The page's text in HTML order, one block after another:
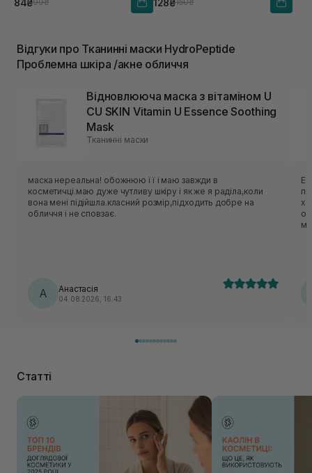
Відгуки про Тканинні маски HydroPeptide
Проблемна шкіра /акне обличчя
Відновлююча маска з вітаміном U
CU SKIN Vitamin U Essence Soothing
Mask
Тканинні маски
маска нереальна! обожнюю її і маю завжди в
косметичці.маю дуже чутливу шкіру і як же я раділа,коли
вона мені підійшла.класний розмір,підходить добре на
обличчя і не сповзає.
А Анастасія
04.08.2026, 16:43
Статті